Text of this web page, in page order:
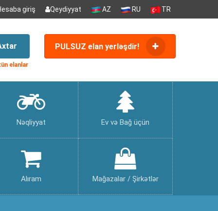
giriş Qeydiyyat AZ RU TR
elanlar
PULSUZ elan yerləşdir!
Nəqliyyat Ev və Bağ üçün
Alıram Mağazalar / Şirkətlər